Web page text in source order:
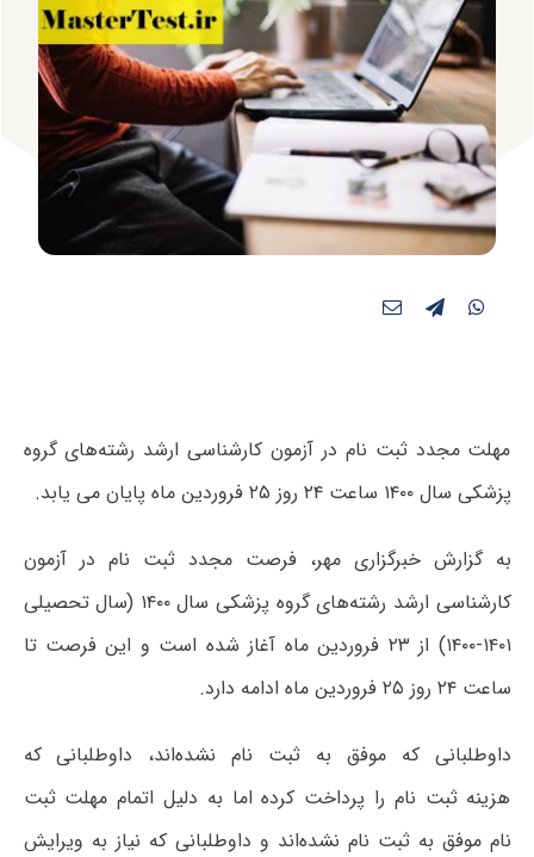
مهلت مجدد ثبت نام در آزمون کارشناسی ارشد رشته‌های گروه
پزشکی سال ۱۴۰۰ ساعت ۲۴ روز ۲۵ فروردین ماه پایان می یابد.
به گزارش خبرگزاری مهر، فرصت مجدد ثبت نام در آزمون
کارشناسی ارشد رشته‌های گروه پزشکی سال ۱۴۰۰ (سال تحصیلی
۱۴۰۱-۱۴۰۰) از ۲۳ فروردین ماه آغاز شده است و این فرصت تا
ساعت ۲۴ روز ۲۵ فروردین ماه ادامه دارد.
داوطلبانی که موفق به ثبت نام نشده‌اند، داوطلبانی که
هزینه ثبت نام را پرداخت کرده اما به دلیل اتمام مهلت ثبت
نام موفق به ثبت نام نشده‌اند و داوطلبانی که نیاز به ویرایش